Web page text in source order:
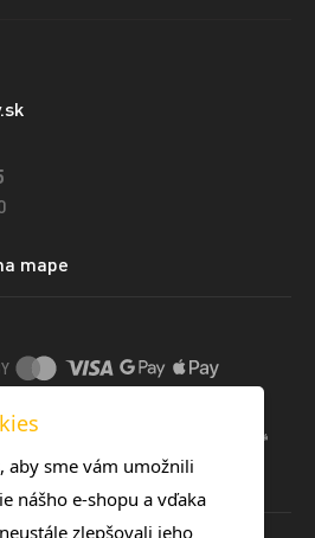
mape
aby sme vám umožnili
nášho e-shopu a vďaka
zlepšovali jeho